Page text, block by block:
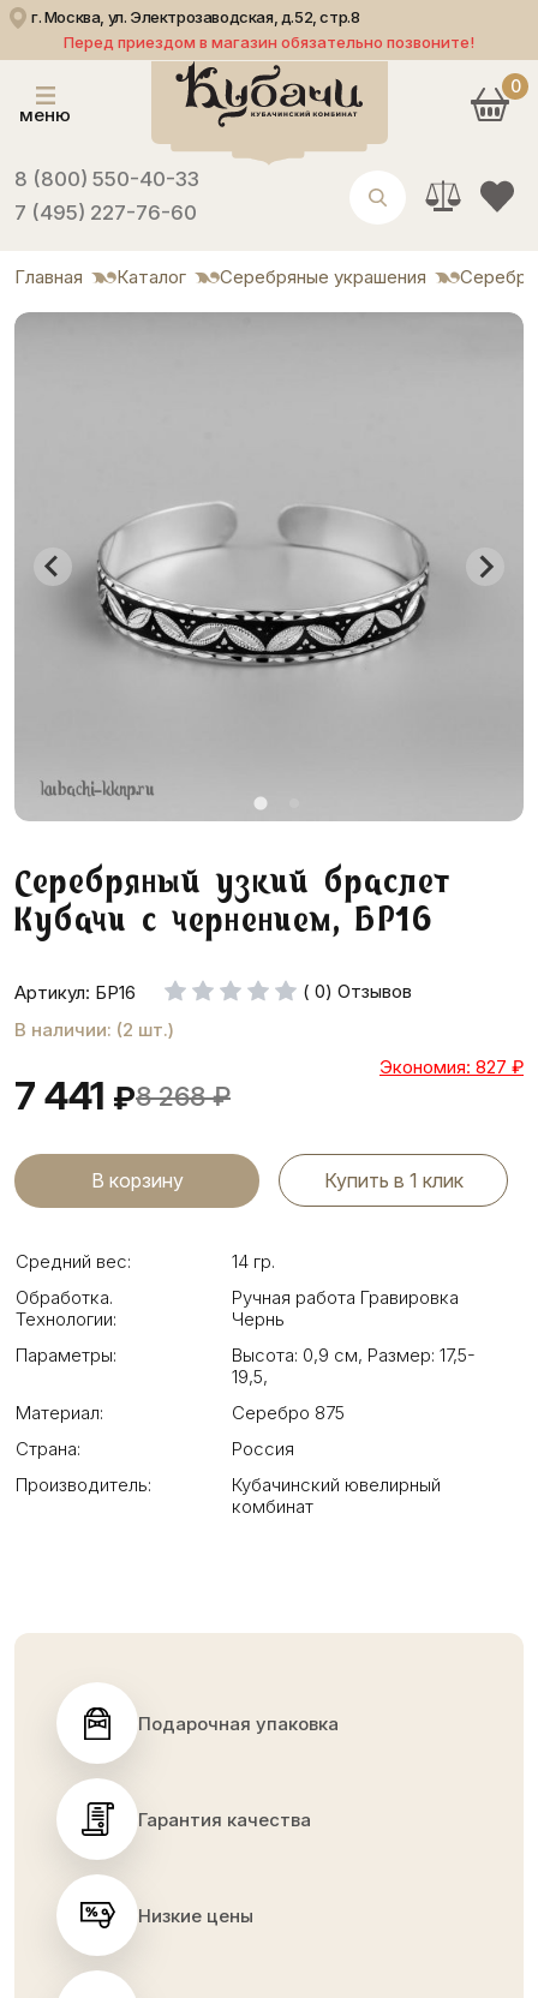
г. Москва, ул. Электрозаводская, д.52, стр.8
Перед приездом в магазин обязательно позвоните!
меню
8 (800) 550-40-33
7 (495) 227-76-60
0
Главная Каталог Серебряные украшения
Серебряный узкий браслет
Кубачи с чернением, БР16
Артикул: БР16
( 0) Отзывов
В наличии: (2 шт.)
7 441 ₽8 268 ₽
Экономия: 827 ₽
Купить в 1 клик
Средний вес:
14 гр.
Обработка.
Технологии:
Ручная работа Гравировка
Чернь
Параметры:
Высота: 0,9 см, Размер: 17,5-
19,5,
Материал:
Серебро 875
Страна:
Россия
Производитель:
Кубачинский ювелирный
комбинат
Подарочная упаковка
Гарантия качества
Низкие цены